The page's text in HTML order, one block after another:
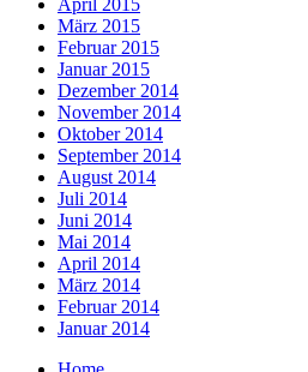
März 2015
Februar 2015
Januar 2015
Dezember 2014
November 2014
Oktober 2014
September 2014
August 2014
Juli 2014
Juni 2014
Mai 2014
April 2014
März 2014
Februar 2014
Januar 2014